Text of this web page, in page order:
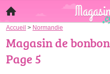
Accueil > Normandie
Magasin de
Page 5